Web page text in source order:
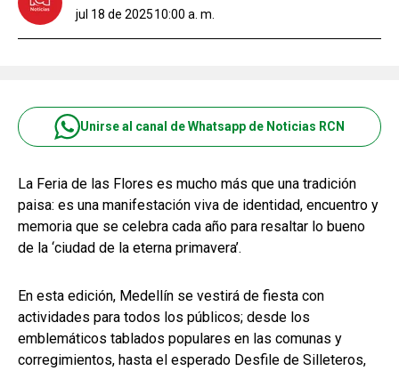
jul 18 de 202510:00 a. m.
Unirse al canal de Whatsapp de Noticias RCN
La Feria de las Flores es mucho más que una tradición
paisa: es una manifestación viva de identidad, encuentro y
memoria que se celebra cada año para resaltar lo bueno
de la ‘ciudad de la eterna primavera’.
En esta edición, Medellín se vestirá de fiesta con
actividades para todos los públicos; desde los
emblemáticos tablados populares en las comunas y
corregimientos, hasta el esperado Desfile de Silleteros,